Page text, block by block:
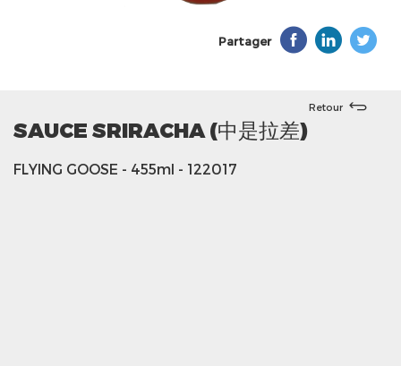
Partager
Retour
SAUCE SRIRACHA (中是拉差)
FLYING GOOSE - 455ml - 122017